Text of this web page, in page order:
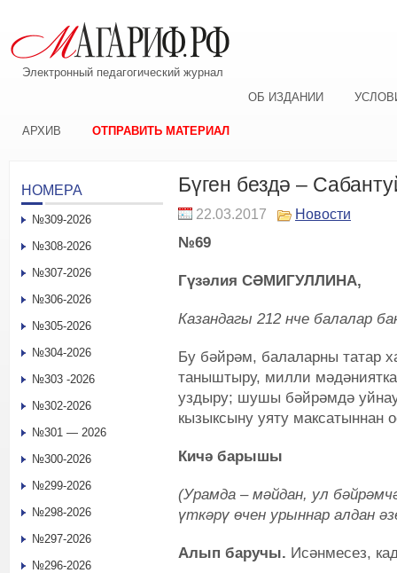
Электронный педагогический журнал
ОБ ИЗДАНИИ
АРХИВ ОТПРАВИТЬ МАТЕРИАЛ
Бүген бездә –
22.03.2017 Новости
№69
Гүзәлия СӘМИГУЛЛИНА,
Казандагы 212 нче балалар
Бу бәйрәм, балаларны татар
таныштыру, милли
уздыру; шушы бәйрәмдә
кызыксыну уяту максатыннан
Кичә барышы
(Урамда – мәйдан, ул
үткәрү өчен урыннар алдан
Алып баручы. Исәнмесез,
НОМЕРА
№309-2026
№308-2026
№307-2026
№306-2026
№305-2026
№304-2026
№303 -2026
№302-2026
№301 — 2026
№300-2026
№299-2026
№298-2026
№297-2026
№296-2026